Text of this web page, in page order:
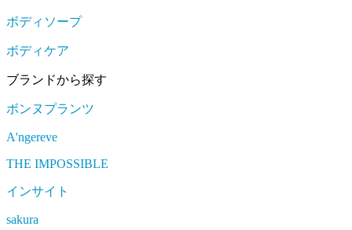
ボディソープ
ボディケア
ブランドから探す
ボンヌプランツ
A'ngereve
THE IMPOSSIBLE
インサイト
sakura